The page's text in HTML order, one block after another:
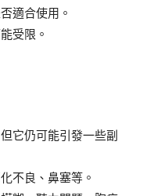
適合使用。
受限。
它仍可能引發一些副
不良、鼻塞等。